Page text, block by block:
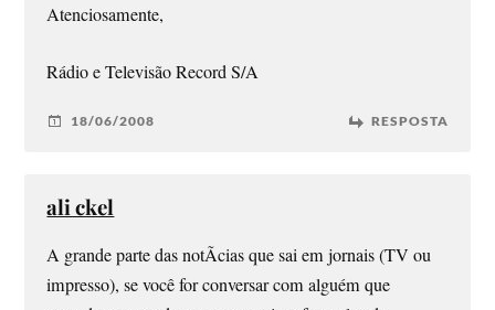
Atenciosamente,
Rádio e Televisão Record S/A
18/06/2008 RESPOSTA
ali ckel
A grande parte das notÃ­cias que sai em jornais (TV ou
impresso), se você for conversar com alguém que